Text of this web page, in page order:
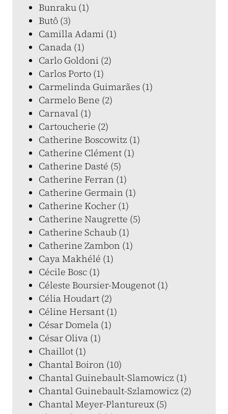
Bunraku (1)
Butô (3)
Camilla Adami (1)
Canada (1)
Carlo Goldoni (2)
Carlos Porto (1)
Carmelinda Guimarães (1)
Carmelo Bene (2)
Carnaval (1)
Cartoucherie (2)
Catherine Boscowitz (1)
Catherine Clément (1)
Catherine Dasté (5)
Catherine Ferran (1)
Catherine Germain (1)
Catherine Kocher (1)
Catherine Naugrette (5)
Catherine Schaub (1)
Catherine Zambon (1)
Caya Makhélé (1)
Cécile Bosc (1)
Céleste Boursier-Mougenot (1)
Célia Houdart (2)
Céline Hersant (1)
César Domela (1)
César Oliva (1)
Chaillot (1)
Chantal Boiron (10)
Chantal Guinebault-Slamowicz (1)
Chantal Guinebault-Szlamowicz (2)
Chantal Meyer-Plantureux (5)